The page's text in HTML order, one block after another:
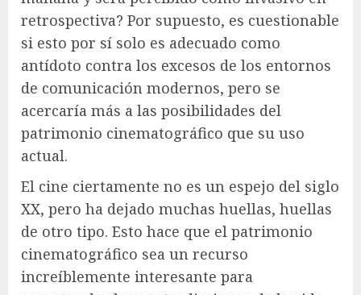
retrospectiva? Por supuesto, es cuestionable
si esto por sí solo es adecuado como
antídoto contra los excesos de los entornos
de comunicación modernos, pero se
acercaría más a las posibilidades del
patrimonio cinematográfico que su uso
actual.
El cine ciertamente no es un espejo del siglo
XX, pero ha dejado muchas huellas, huellas
de otro tipo. Esto hace que el patrimonio
cinematográfico sea un recurso
increíblemente interesante para